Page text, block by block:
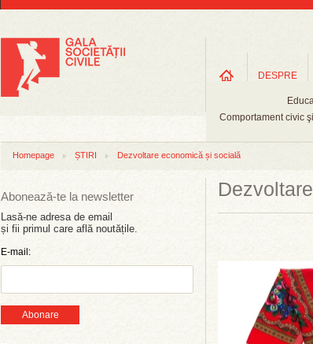
DESPRE
Comportament civic
Homepage ȘTIRI Dezvoltare economică și socială
Abonează-te la newsletter
Lasă-ne adresa de email
și fii primul care află noutățile.
E-mail:
Abonare